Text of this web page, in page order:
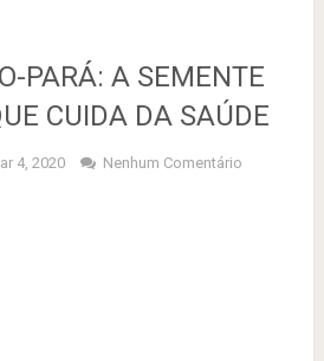
PARÁ: A SEMENTE
CUIDA DA SAÚDE
4, 2020 Nenhum Comentário